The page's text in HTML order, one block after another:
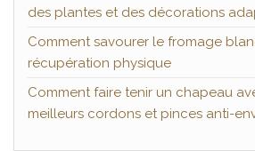
des plantes et des décorations
Comment savourer le fromage
récupération physique
Comment faire tenir un chapeau
meilleurs cordons et pinces anti-